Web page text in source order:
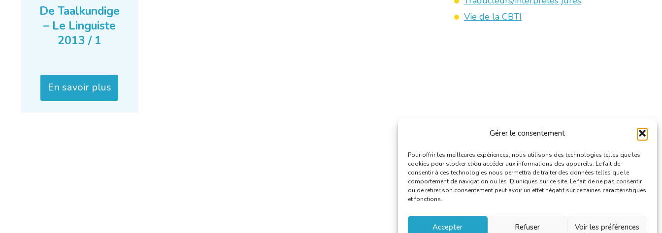
Gérer le consentement
Pour offrir les meilleures expériences, nous utilisons des technologies telles que les
cookies pour stocker et/ou accéder aux informations des appareils. Le fait de
consentir à ces technologies nous permettra de traiter des données telles que le
comportement de navigation ou les ID uniques sur ce site. Le fait de ne pas consentir
ou de retirer son consentement peut avoir un effet négatif sur certaines caractéristiques
et fonctions.
Accepter Refuser Voir les préférences
De Taalkundige
– Le Linguiste
2013 / 1
En savoir plus
Vie de la CBTI